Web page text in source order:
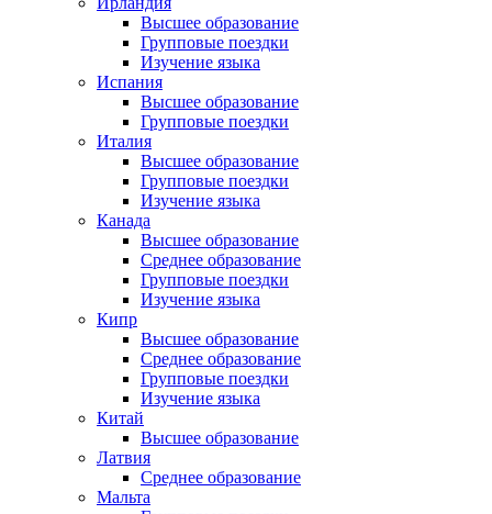
Высшее образование
Групповые поездки
Изучение языка
Испания
Высшее образование
Групповые поездки
Италия
Высшее образование
Групповые поездки
Изучение языка
Канада
Высшее образование
Среднее образование
Групповые поездки
Изучение языка
Кипр
Высшее образование
Среднее образование
Групповые поездки
Изучение языка
Китай
Высшее образование
Латвия
Среднее образование
Мальта